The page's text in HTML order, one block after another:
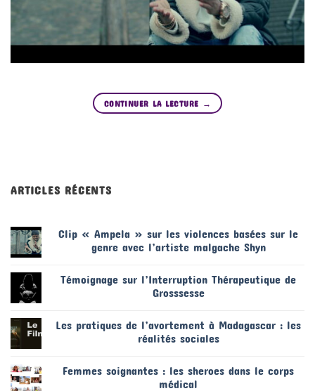
CONTINUER LA LECTURE →
ARTICLES RÉCENTS
Clip « Ampela » sur les violences basées sur le
genre avec l’artiste malgache Shyn
Témoignage sur l’Interruption Thérapeutique de
Grosssesse
Les pratiques de l’avortement à Madagascar : les
réalités sociales
Femmes soignantes : les sheroes dans le corps
médical